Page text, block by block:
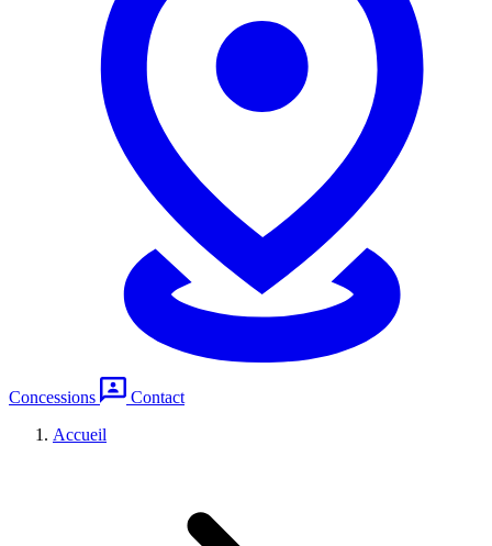
Concessions
Contact
Accueil